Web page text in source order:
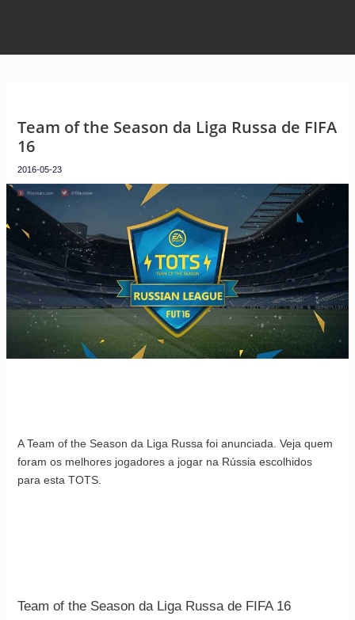
Team of the Season da Liga Russa de FIFA
16
2016-05-23
A Team of the Season da Liga Russa foi anunciada. Veja quem
foram os melhores jogadores a jogar na Rússia escolhidos
para esta TOTS.
Team of the Season da Liga Russa de FIFA 16